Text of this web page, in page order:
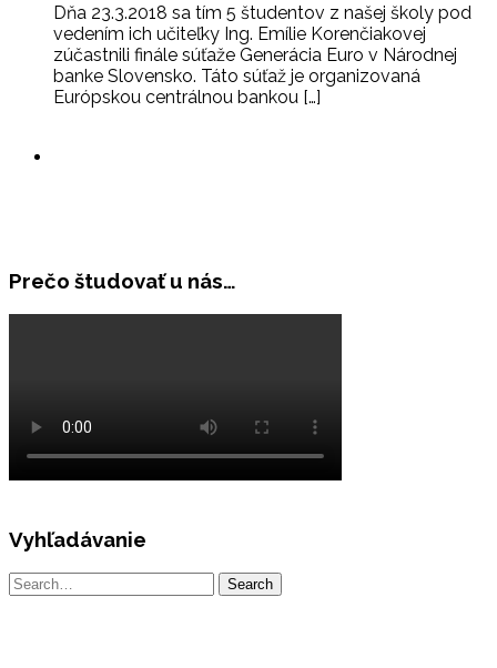
Dňa 23.3.2018 sa tím 5 študentov z našej školy pod
vedením ich učiteľky Ing. Emílie Korenčiakovej
zúčastnili finále súťaže Generácia Euro v Národnej
banke Slovensko. Táto súťaž je organizovaná
Európskou centrálnou bankou […]
Prečo študovať u nás…
Vyhľadávanie